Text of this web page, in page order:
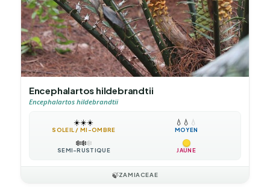
Encephalartos hildebrandtii
Encephalartos hildebrandtii
☀️☀️☀️
SOLEIL / MI-OMBRE
💧 💧 💧
MOYEN
❄️❄️❄️
SEMI-RUSTIQUE JAUNE
🍃ZAMIACEAE